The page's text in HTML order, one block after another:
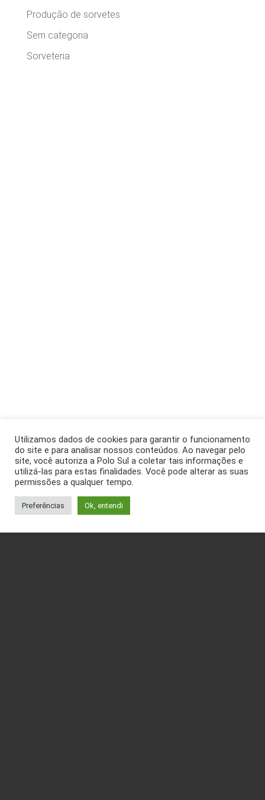
Produção de sorvetes
Sem categoria
Sorveteria
Utilizamos dados de cookies para garantir o funcionamento
do site e para analisar nossos conteúdos. Ao navegar pelo
site, você autoriza a Polo Sul a coletar tais informações e
utilizá-las para estas finalidades. Você pode alterar as suas
permissões a qualquer tempo.
Preferências Ok, entendi